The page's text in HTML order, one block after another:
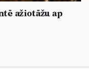
ažiotāžu ap